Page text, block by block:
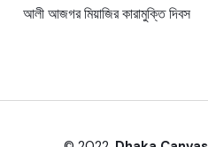
আলী আজগর মিয়াজির কারামুক্তি দিবস